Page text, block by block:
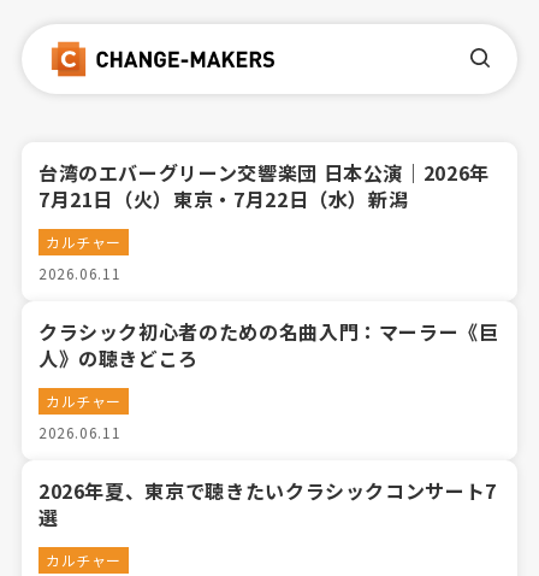
台湾のエバーグリーン交響楽団 日本公演｜2026年
7月21日（火）東京・7月22日（水）新潟
カルチャー
2026.06.11
クラシック初心者のための名曲入門：マーラー《巨
人》の聴きどころ
カルチャー
2026.06.11
2026年夏、東京で聴きたいクラシックコンサート7
選
カルチャー